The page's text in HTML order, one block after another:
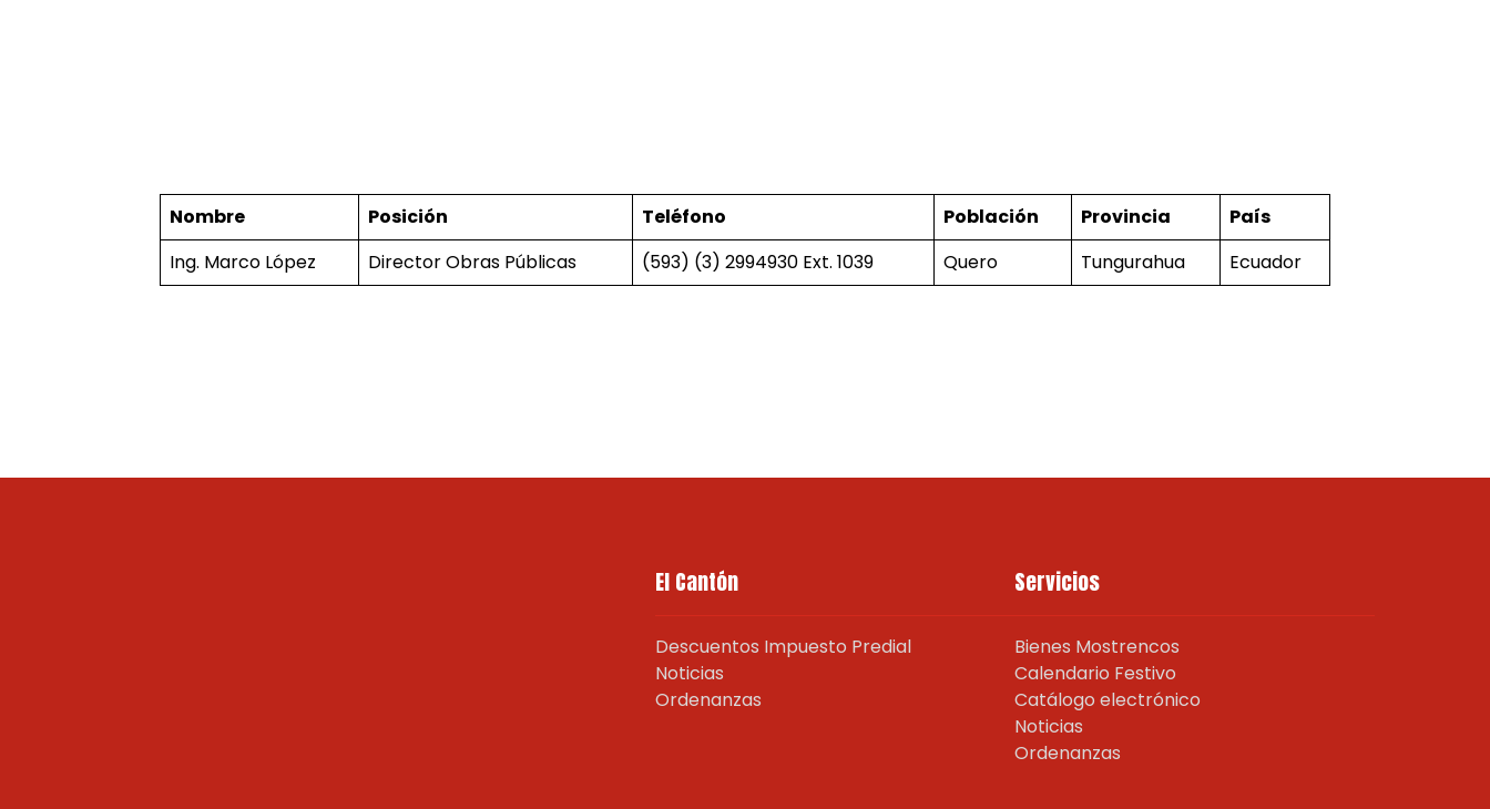
Nombre Posición Teléfono Población Provincia
País
Ing. Marco López
Director Obras Públicas (593) (3) 2994930 Ext. 1039 Quero Tungurahua Ecuador
El Cantón
Descuentos Impuesto Predial
Noticias
Ordenanzas
Servicios
Bienes Mostrencos
Calendario Festivo
Catálogo electrónico
Noticias
Ordenanzas